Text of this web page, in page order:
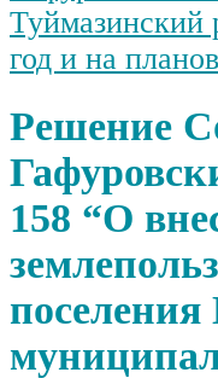
Туймазинский
год и на
Решение
158 “О
поселения